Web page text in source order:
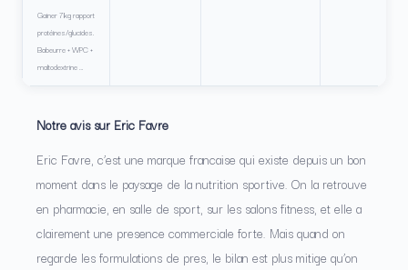
Gainer 7kg rapport
protéines/glucides.
Babeurre + WPC +
maltodextrine …
Notre avis sur Eric Favre
Eric Favre, c’est une marque francaise qui existe depuis un bon
moment dans le paysage de la nutrition sportive. On la retrouve
en pharmacie, en salle de sport, sur les salons fitness, et elle a
clairement une presence commerciale forte. Mais quand on
regarde les formulations de pres, le bilan est plus mitige qu’on